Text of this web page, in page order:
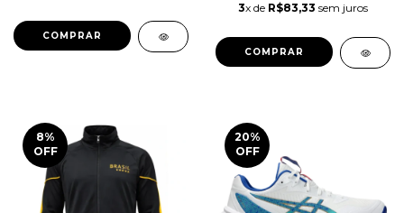
COMPRAR
3x de R$83,33 sem juros
COMPRAR
8%
OFF
20%
OFF